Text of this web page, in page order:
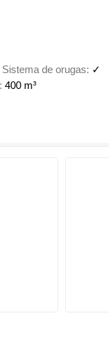
Sistema de orugas
✓
400 m³